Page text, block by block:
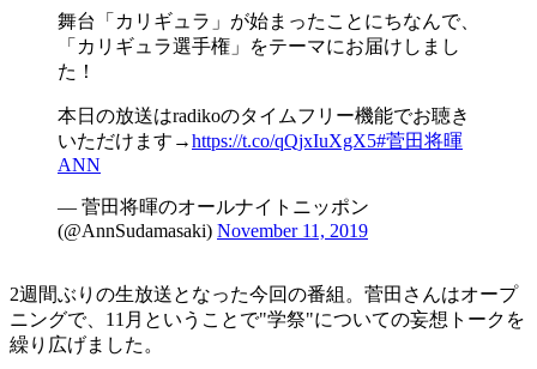
舞台「カリギュラ」が始まったことにちなんで、
「カリギュラ選手権」をテーマにお届けしまし
た！
本日の放送はradikoのタイムフリー機能でお聴き
いただけます→https://t.co/qQjxIuXgX5#菅田将暉
ANN
— 菅田将暉のオールナイトニッポン
(@AnnSudamasaki) November 11, 2019
2週間ぶりの生放送となった今回の番組。菅田さんはオープ
ニングで、11月ということで"学祭"についての妄想トークを
繰り広げました。